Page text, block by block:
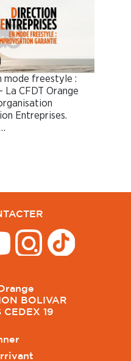
mode freestyle :
La CFDT Orange
Entreprises.
BOLIVAR
19